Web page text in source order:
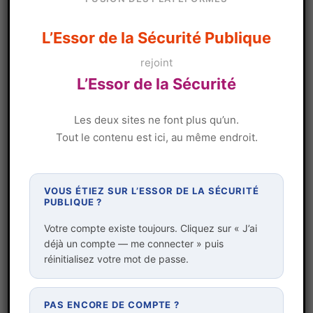
de la sécurité publique ?
DAVID CATELAIN | Mai 19, 2025 | Renseignement
Lorsqu’on évoque la sécurité des systèmes
d’information et de communication, on imagine
vise à résister aux assauts extérieurs. Que nenni,
comme dans les châteaux forts, le plus grand
risque provient de l’intérieur : la...
L’Essor de la Sécurité Publique
rejoint
L’Essor de la Sécurité
Les deux sites ne font plus qu’un.
Tout le contenu est ici, au même endroit.
VOUS ÉTIEZ SUR L’ESSOR DE LA SÉCURITÉ
PUBLIQUE ?
Votre compte existe toujours. Cliquez sur « J’ai
déjà un compte — me connecter » puis
réinitialisez votre mot de passe.
PAS ENCORE DE COMPTE ?